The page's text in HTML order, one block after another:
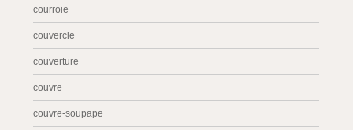
courroie
couvercle
couverture
couvre
couvre-soupape